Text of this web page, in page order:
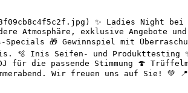
✨ Ladies Night bei
Atmosphäre, exklusive Angebote
🎁 Gewinnspiel mit
🫧 Inis Seifen- und Produkttesting
für die passende Stimmung 🍄